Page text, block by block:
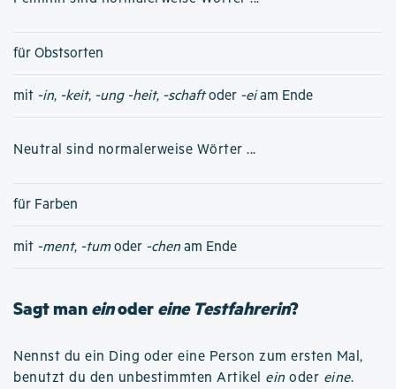
für Obstsorten
mit -in, -keit, -ung -heit, -schaftoder -eiam Ende
Neutral sind normalerweise Wörter ...
für Farben
mit -ment, -tumoder -chen am Ende
Sagt maneinodereine Testfahrerin?
Nennst du ein Ding oder eine Person zum ersten Mal,
benutzt du den unbestimmten Artikel ein oder eine.